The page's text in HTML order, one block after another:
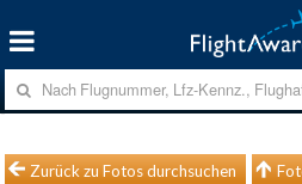
Zurück zu Fotos durchsuchen